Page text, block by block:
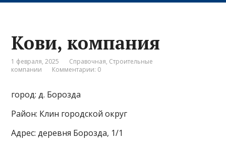
Кови, компания
1 февраля, 2025 Справочная, Строительные
компании
Комментарии: 0
город: д. Борозда
Район: Клин городской округ
Адрес: деревня Борозда, 1/1